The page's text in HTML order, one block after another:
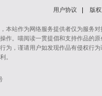
用户协议 版
本站作为网络服务提供者仅为服务对
作。喵阅读一贯提倡和支持作品的原
为，谨请用户如发现作品有侵权行为
。